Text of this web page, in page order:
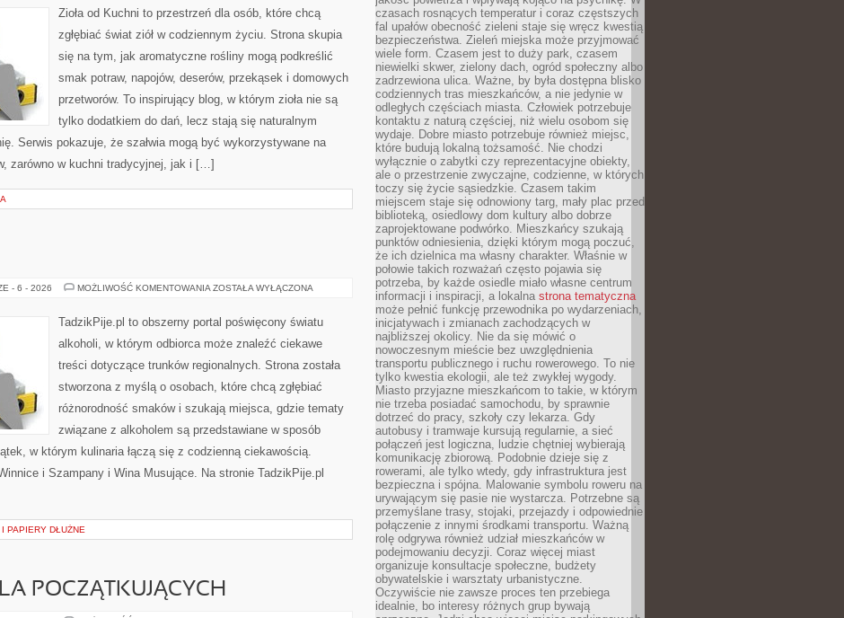
Zioła od Kuchni to przestrzeń dla osób, które chcą
zgłębiać świat ziół w codziennym życiu. Strona skupia
się na tym, jak aromatyczne rośliny mogą podkreślić
smak potraw, napojów, deserów, przekąsek i domowych
przetworów. To inspirujący blog, w którym zioła nie są
tylko dodatkiem do dań, lecz stają się naturalnym
Serwis pokazuje, że szałwia mogą być wykorzystywane na
zarówno w kuchni tradycyjnej, jak i […]
- 6 - 2026 MOŻLIWOŚĆ KOMENTOWANIA TADZIKPIJE
ZOSTAŁA WYŁĄCZONA
TadzikPije.pl to obszerny portal poświęcony światu
alkoholi, w którym odbiorca może znaleźć ciekawe
treści dotyczące trunków regionalnych. Strona została
stworzona z myślą o osobach, które chcą zgłębiać
różnorodność smaków i szukają miejsca, gdzie tematy
związane z alkoholem są przedstawiane w sposób
w którym kulinaria łączą się z codzienną ciekawością.
i Szampany i Wina Musujące. Na stronie TadzikPije.pl
PAPIERY DŁUŻNE
POCZĄTKUJĄCYCH
czasach rosnących temperatur i coraz częstszych
fal upałów obecność zieleni staje się wręcz kwestią
bezpieczeństwa. Zieleń miejska może przyjmować
wiele form. Czasem jest to duży park, czasem
niewielki skwer, zielony dach, ogród społeczny albo
zadrzewiona ulica. Ważne, by była dostępna blisko
codziennych tras mieszkańców, a nie jedynie w
odległych częściach miasta. Człowiek potrzebuje
kontaktu z naturą częściej, niż wielu osobom się
wydaje. Dobre miasto potrzebuje również miejsc,
które budują lokalną tożsamość. Nie chodzi
wyłącznie o zabytki czy reprezentacyjne obiekty,
ale o przestrzenie zwyczajne, codzienne, w których
toczy się życie sąsiedzkie. Czasem takim
miejscem staje się odnowiony targ, mały plac przed
biblioteką, osiedlowy dom kultury albo dobrze
zaprojektowane podwórko. Mieszkańcy szukają
punktów odniesienia, dzięki którym mogą poczuć,
że ich dzielnica ma własny charakter. Właśnie w
połowie takich rozważań często pojawia się
potrzeba, by każde osiedle miało własne centrum
informacji i inspiracji, a lokalna strona tematyczna
może pełnić funkcję przewodnika po wydarzeniach,
inicjatywach i zmianach zachodzących w
najbliższej okolicy. Nie da się mówić o
nowoczesnym mieście bez uwzględnienia
transportu publicznego i ruchu rowerowego. To nie
tylko kwestia ekologii, ale też zwykłej wygody.
Miasto przyjazne mieszkańcom to takie, w którym
nie trzeba posiadać samochodu, by sprawnie
dotrzeć do pracy, szkoły czy lekarza. Gdy
autobusy i tramwaje kursują regularnie, a sieć
połączeń jest logiczna, ludzie chętniej wybierają
komunikację zbiorową. Podobnie dzieje się z
rowerami, ale tylko wtedy, gdy infrastruktura jest
bezpieczna i spójna. Malowanie symbolu roweru na
urywającym się pasie nie wystarcza. Potrzebne są
przemyślane trasy, stojaki, przejazdy i odpowiednie
połączenie z innymi środkami transportu. Ważną
rolę odgrywa również udział mieszkańców w
podejmowaniu decyzji. Coraz więcej miast
organizuje konsultacje społeczne, budżety
obywatelskie i warsztaty urbanistyczne.
Oczywiście nie zawsze proces ten przebiega
idealnie, bo interesy różnych grup bywają